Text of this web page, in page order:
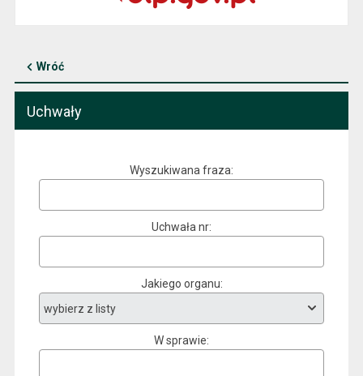
Wróć
Uchwały
Wyszukiwana fraza
Uchwała nr
Jakiego organu
W sprawie